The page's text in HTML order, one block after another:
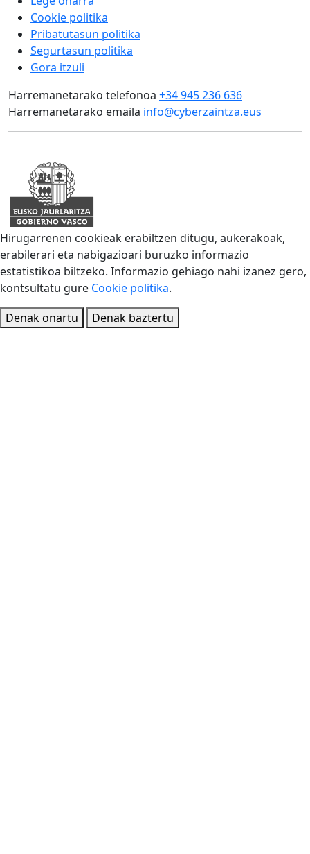
Cookie politika
Pribatutasun politika
Segurtasun politika
Gora itzuli
Harremanetarako telefonoa +34 945 236 636
Harremanetarako emaila info@cyberzaintza.eus
Hirugarrenen cookieak erabiltzen ditugu, aukerakoak,
erabilerari eta nabigazioari buruzko informazio
estatistikoa biltzeko. Informazio gehiago nahi izanez gero,
kontsultatu gure Cookie politika.
Denak onartu
Denak baztertu